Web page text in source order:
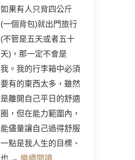
如果有人只背四公斤
(一個背包)就出門旅行
(不管是五天或者五十
天)，那一定不會是
我。我的行李箱中必須
要有的東西太多，雖然
是離開自己平日的舒適
圈，但在能力範圍內，
能儘量讓自己過得舒服
一點是我人生的目標、
也 → 繼續閱讀 …..